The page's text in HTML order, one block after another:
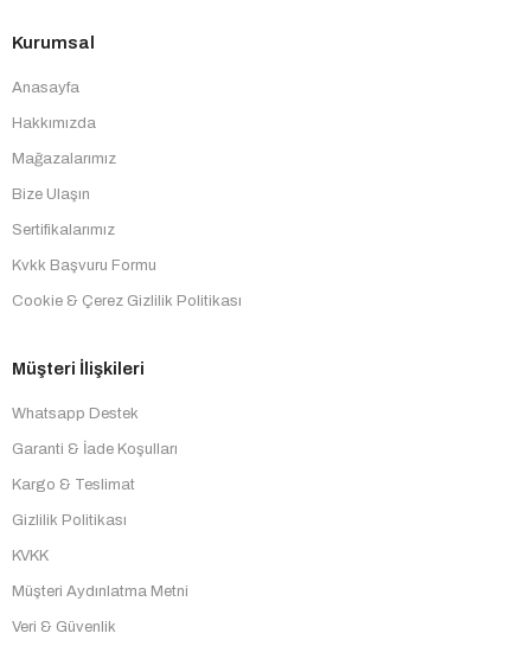
Kurumsal
Anasayfa
Hakkımızda
Mağazalarımız
Bize Ulaşın
Sertifikalarımız
Kvkk Başvuru Formu
Cookie & Çerez Gizlilik Politikası
Müşteri İlişkileri
Whatsapp Destek
Garanti & İade Koşulları
Kargo & Teslimat
Gizlilik Politikası
KVKK
Müşteri Aydınlatma Metni
Veri & Güvenlik